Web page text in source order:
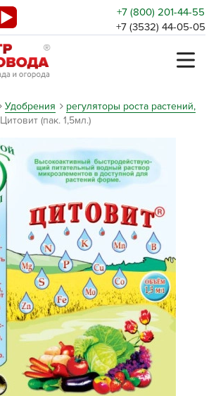
+7 (800) 201-44-55
+7 (3532) 44-05-05
Удобрения
регуляторы роста растений,
Цитовит (пак. 1,5мл.)